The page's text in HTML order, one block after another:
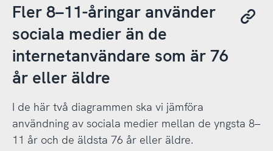
Fler 8–11-åringar använder
sociala medier än de
internetanvändare som är 76
år eller äldre
I de här två diagrammen ska vi jämföra
användning av sociala medier mellan de yngsta 8–
11 år och de äldsta 76 år eller äldre.